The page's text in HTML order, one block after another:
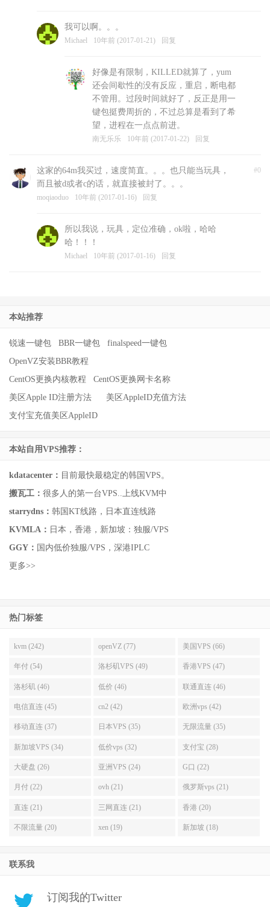
我可以啊。。。
Michael 10年前 (2017-01-21) 回复
好像是有限制，KILLED就算了，yum
还会间歇性的没有反应，重启，断电都
不管用。过段时间就好了，反正是用一
键包挺费周折的，不过总算是看到了希
望，进程在一点点前进。
南无乐乐 10年前 (2017-01-22) 回复
#0
这家的64m我买过，速度简直。。。也只能当玩具，
而且被d或者c的话，就直接被封了。。。
moqiaoduo 10年前 (2017-01-16) 回复
所以我说，玩具，定位准确，ok啦，哈哈
哈！！！
Michael 10年前 (2017-01-16) 回复
本站推荐
锐速一键包 BBR一键包
finalspeed一键包
OpenVZ安装BBR教程
CentOS更换内核教程
CentOS更换网卡名称
美区Apple ID注册方法
美区AppleID充值方法
支付宝充值美区AppleID
本站自用VPS推荐：
kdatacenter： 目前最快最稳定的韩国VPS。
搬瓦工： 很多人的第一台VPS..上线KVM中
starrydns： 韩国KT线路，日本直连线路
KVMLA： 日本，香港，新加坡：独服/VPS
GGY： 国内低价独服/VPS，深港IPLC
更多>>
热门标签
kvm (242) openVZ (77) 美国VPS (66)
年付 (54) 洛杉矶VPS (49) 香港VPS (47)
洛杉矶 (46) 低价 (46) 联通直连 (46)
电信直连 (45) cn2 (42) 欧洲vps (42)
移动直连 (37) 日本VPS (35) 无限流量 (35)
新加坡VPS (34) 低价vps (32) 支付宝 (28)
大硬盘 (26) 亚洲VPS (24) G口 (22)
月付 (22) ovh (21) 俄罗斯vps (21)
直连 (21) 三网直连 (21) 香港 (20)
不限流量 (20) xen (19) 新加坡 (18)
联系我
订阅我的Twitter